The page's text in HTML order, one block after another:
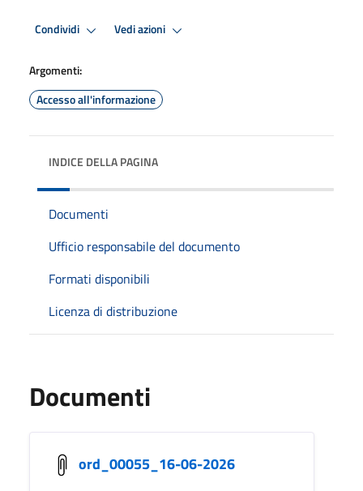
Condividi Vedi azioni
Argomenti:
Accesso all'informazione
INDICE DELLA PAGINA
Documenti
Ufficio responsabile del documento
Formati disponibili
Licenza di distribuzione
Documenti
ord_00055_16-06-2026